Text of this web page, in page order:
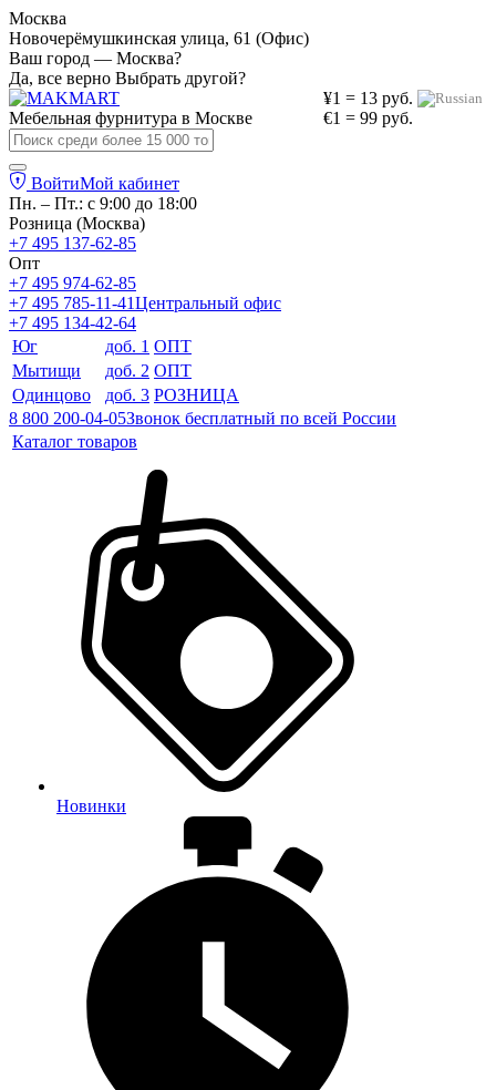
Москва
Новочерёмушкинская улица, 61 (Офис)
Ваш город — Москва?
Да, все верно Выбрать другой?
¥1 = 13 руб.
€1 = 99 руб.
Мебельная фурнитура в Москве
ВойтиМой кабинет
Пн. – Пт.: с 9:00 до 18:00
Розница (Москва)
+7 495 137-62-85
Опт
+7 495 974-62-85
+7 495 785-11-41Центральный офис
+7 495 134-42-64
Юг
доб. 1 ОПТ
Мытищи
доб. 2 ОПТ
Одинцово
доб. 3 РОЗНИЦА
8 800 200-04-05Звонок бесплатный по всей России
Каталог товаров
Новинки